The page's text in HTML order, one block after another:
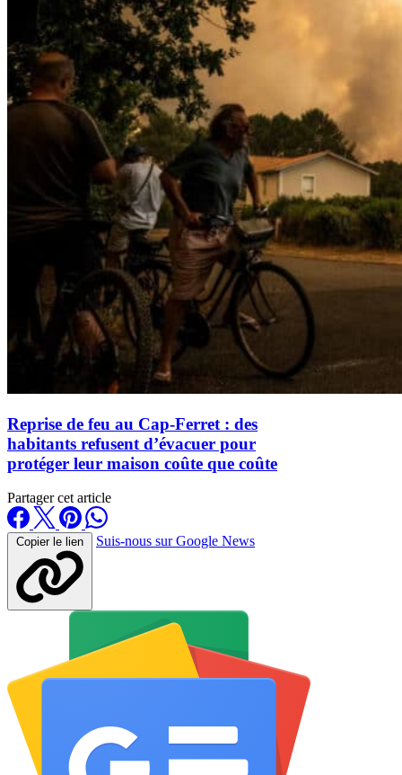
Reprise de feu au Cap-Ferret : des
habitants refusent d’évacuer pour
protéger leur maison coûte que coûte
Partager cet article
Copier le lien Suis-nous sur Google News